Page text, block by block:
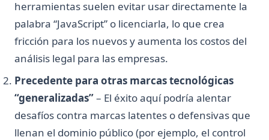
herramientas suelen evitar usar directamente la
palabra “JavaScript” o licenciarla, lo que crea
fricción para los nuevos y aumenta los costos del
análisis legal para las empresas.
Precedente para otras marcas tecnológicas
“generalizadas”– El éxito aquí podría alentar
desafíos contra marcas latentes o defensivas que
llenan el dominio público (por ejemplo, el control